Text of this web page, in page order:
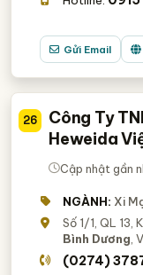
Gửi Email
26
Công Ty
Heweida
Cập nhật gần
NGÀNH: Xi
Số 1/1, QL 13,
Bình Dương ,
(0274)